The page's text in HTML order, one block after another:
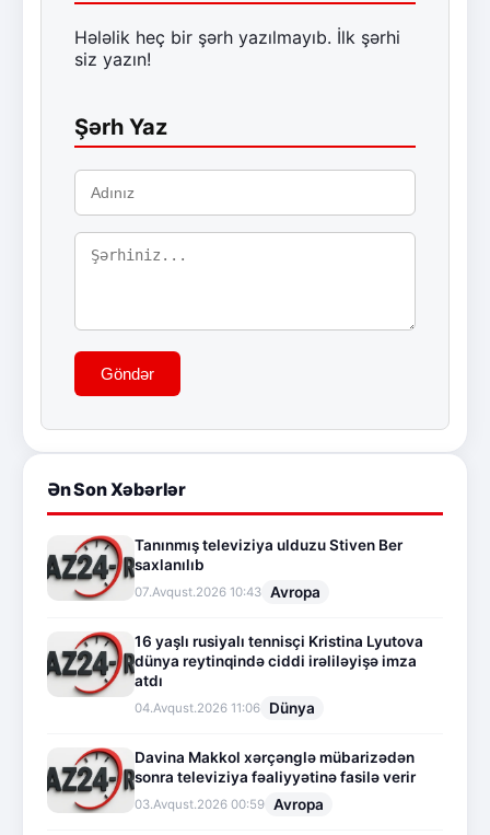
Hələlik heç bir şərh yazılmayıb. İlk şərhi
siz yazın!
Şərh Yaz
Göndər
Ən Son Xəbərlər
Tanınmış televiziya ulduzu Stiven Ber
saxlanılıb
07.Avqust.2026 10:43 Avropa
16 yaşlı rusiyalı tennisçi Kristina Lyutova
dünya reytinqində ciddi irəliləyişə imza
atdı
04.Avqust.2026 11:06 Dünya
Davina Makkol xərçənglə mübarizədən
sonra televiziya fəaliyyətinə fasilə verir
03.Avqust.2026 00:59 Avropa